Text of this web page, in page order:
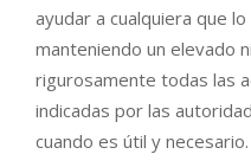
ayudar a cualquiera que
manteniendo un elevado
rigurosamente todas las
indicadas por las
cuando es útil y necesario.